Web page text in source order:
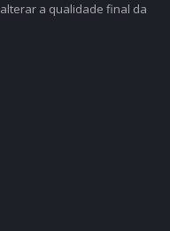
a qualidade final da